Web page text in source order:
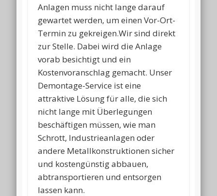
Anlagen muss nicht lange darauf
gewartet werden, um einen Vor-Ort-
Termin zu gekreigen.Wir sind direkt
zur Stelle. Dabei wird die Anlage
vorab besichtigt und ein
Kostenvoranschlag gemacht. Unser
Demontage-Service ist eine
attraktive Lösung für alle, die sich
nicht lange mit Überlegungen
beschäftigen müssen, wie man
Schrott, Industrieanlagen oder
andere Metallkonstruktionen sicher
und kostengünstig abbauen,
abtransportieren und entsorgen
lassen kann.